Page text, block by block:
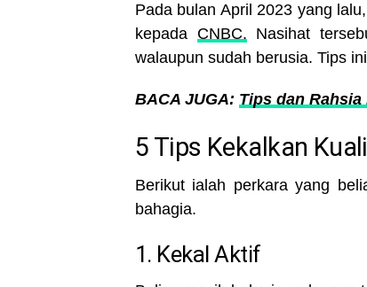
Pada bulan April 2023 yang
kepada CNBC. Nasihat
walaupun sudah berusia. Tips
BACA JUGA: Tips dan Rahsia
5 Tips Kekalkan
Berikut ialah perkara yang
bahagia.
1. Kekal Aktif